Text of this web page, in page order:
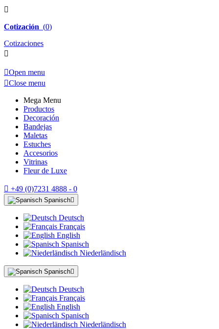

Cotización (0)
Cotizaciones

Open menu
Close menu
Mega Menu
Productos
Decoración
Bandejas
Maletas
Estuches
Accesorios
Vitrinas
Fleur de Luxe
 +49 (0)7231 4888 - 0
Spanisch
Deutsch
Français
English
Spanisch
Niederländisch
Spanisch
Deutsch
Français
English
Spanisch
Niederländisch